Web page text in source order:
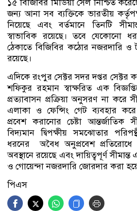
১৫ বিজিবির মিডিয়া সেল নিশ্চিত
জন্য আনা সব ব্যক্তিকে ভারতীয়
নিয়েছে এবং বর্তমানে তিনটি
স্বাভাবিক রয়েছে। তবে যেকোনো
ঠেকাতে বিজিবির কঠোর নজরদারি ও
রয়েছে।
​এদিকে রংপুর সেক্টর সদর দপ্তর সেক্টর
শফিকুর রহমান স্বাক্ষরিত এক
প্রত্যাবাসন প্রক্রিয়া অনুসরণ না করে
এলাকা ও ফেন্সিং গেট ব্যবহার
প্রবেশ করানোর চেষ্টা আন্তর্জাতিক
বিদ্যমান দ্বিপক্ষীয় সমঝোতার
ধরনের অবৈধ অনুপ্রবেশ প্রতিরোধে
অবস্থানে রয়েছে এবং দায়িত্বপূর্ণ
ও গোয়েন্দা নজরদারি জোরদার করা
পিএস